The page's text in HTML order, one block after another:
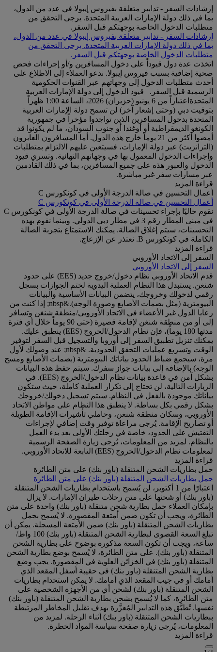
إرشادات السفر - تدابير متعلقة بفيروس إيبولا في عدد من الدول،
بما في ذلك دولة الإمارات العربية المتحدة. يرجى التحقق من
متطلبات الدخول الخاصة بوجهتكم قبل السفر.
إرشادات السفر - تدابير متعلقة بفيروس إيبولا في عدد من الدول،
بما في ذلك دولة الإمارات العربية المتحدة. يرجى التحقق من
متطلبات الدخول الخاصة بوجهتكم قبل السفر.
اتخذت عدة دول قيوداً على دخول المسافرين و/أو إجراءات فحص
صحية إضافية بسبب فيروس إيبولا. ندعو العملاء إلى الاطلاع على
أحدث متطلبات الدخول إلى وجهاتهم عبر القنوات الحكومية
الرسمية قبل السفر. قيود الدخول إلى دولة الإمارات العربية
المتحدةاعتباراً من 6 يونيو (حزيران) 2026، الساعة 1:00 ظهراً
بتوقيت دبي (وحتى إشعار آخر) لن تسمح دولة الإمارات العربية
المتحدة بدخول المسافرين الذين تواجدوا مؤخراً في جمهورية
الكونغو الديمقراطية أو أوغندا أو جنوب السودان، ما لم يكونوا قد
أمضوا أكثر من 21 يوماً خارج هذه الدول. أما المسافرون العابرون
(الترانزيت) عبر دولة الإمارات، فسيتعين عليهم الالتزام بمتطلبات
وإجراءات الدخول المعمول بها في وجهاتهم النهائية. وتسري قيود
الدخول والعبور هذه على جميع المسافرين، بما في ذلك القادمين
عبر مسارات سفر غير مباشرة.
قراءة المزيد
أعمال التحسين في صالة الدرجة الأولى في كونكورس C
أعمال التحسين في صالة الدرجة الأولى في كونكورس C
نقوم حاليًا بإجراء تحسينات في صالة الدرجة الأولى في كونكورس C
في مبنى المطار رقم 3 في مطار دبي الدولي. وبينما نقوم بهذه
التحسينات، سيتم إغلاق الصالة. يمكنك الاستمتاع بتجربة الصالة
الكاملة في كونكورس B. نعتذر عن الإزعاج.
قراءة المزيد
السفر إلى الاتحاد الأوروبي
السفر إلى الاتحاد الأوروبي
قدم الاتحاد الأوروبي نظام دخول/خروج جديد (EES) على حدود
شنغن. يستبدل هذا النظام العملية اليدوية لختم الجوازات بسجل
رقمي لدخولك وخروجك، يتضمن البيانات الأساسية والبيانات
البيومترية (مثل بصمات الأصابع وصورة الوجه).&nbsp; إذا كنت من
رعايا الدول غير الأعضاء في الاتحاد الأوروبي/منطقة شنغن وتسافر
إلى أو من منطقة شنغن لإقامة قصيرة (حتى 90 يوماً خلال أي فترة
مدتها 180 يوماً)، فإن نظام الدخول/الخروج (EES) ينطبق عليك.
يمكنك تنزيل تطبيق السفر إلى أوروبا والتسجيل قبل السفر لتوفير
الوقت وتسريع عمليات التحقق الحدودية. &nbsp; عند وصولك لأول
مرة، سيجمع ضباط الحدود بياناتك البيومترية (بصمات الأصابع ومسح
الوجه) بالإضافة إلى بيانات جواز سفرك. سيتم حفظ هذه البيانات
بشكل آمن في قاعدة بيانات نظام الدخول/الخروج (EES). في
الزيارات التالية، لن تحتاج إلى تكرار العملية كاملة، حيث ستكون
بياناتك موجودة بالفعل في النظام. سيتم تسجيل دخولك/خروجك
بشكل رقمي بكل بساطة. لا ينطبق هذا النظام على مواطن الاتحاد
الأوروبي، وسكان منطقة شنغن، وحاملي تأشيرات الإقامة الطويلة
أو تصاريح الإقامة. يُرجى مراعاة توفير وقت إضافي لإجراءات
التفتيش على الحدود، خاصة في رحلتك الأولى بعد بدء العمل
بالنظام. لمزيد من المعلومات، يُرجى زيارة الصفحة الرسمية
لمعلومات نظام الدخول/الخروج (EES) التابعة للاتحاد الأوروبي.
قراءة المزيد
حمل بطاريات الشحن المتنقلة (باور بنك) على متن الطائرة
حمل بطاريات الشحن المتنقلة (باور بنك) على متن الطائرة
اعتبارًا من 1 أكتوبر، لن يُسمح باستخدام بطاريات الشحن المتنقلة
(باور بنك) أو شحنها على متن رحلات طيران الإمارات. لا يزال
بإمكان العملاء حمل بطارية شحن متنقلة (باور بنك) واحدة على متن
الطائرة، ويجب أن تكون ضمن أمتعة المقصورة. لا يُسمح بحمل
بطاريات الشحن المتنقلة (باور بنك) ضمن الأمتعة المسجلة. يمكن أن
تبلغ السعة القصوى لبطارية الشحن المتنقلة (باور بنك) 100 واط/
ساعة، ويجب أن تكون السعة مذكورة بوضوح على بطارية الشحن
المتنقلة (باور بنك). على متن الطائرة، لا يُسمح بوضع بطارية الشحن
المتنقلة (باور بنك) في الخزائن العلوية في المقصورة. يجب وضع
بطارية الشحن المتنقلة (باور بنك) في حقيبة أسفل المقعد الذي
أمامك أو في جيب المقعد الذي أمامك. لا يمكن استخدام بطاريات
الشحن المتنقلة (باور بنك) لشحن أي من الأجهزة الشخصية على
متن الطائرة، كما لا يُسمح بشحن بطارية الشحن المتنقلة (باور بنك)
نفسها. تُطبَّق هذه التدابير المُعزَّزة بهدف تقليل المخاطر المرتبطة
ببطاريات الشحن المتنقلة (باور بنك) أثناء الرحلة. لمزيد من
المعلومات، يُرجى زيارة صفحة سياسة المواد الخطرة.
قراءة المزيد